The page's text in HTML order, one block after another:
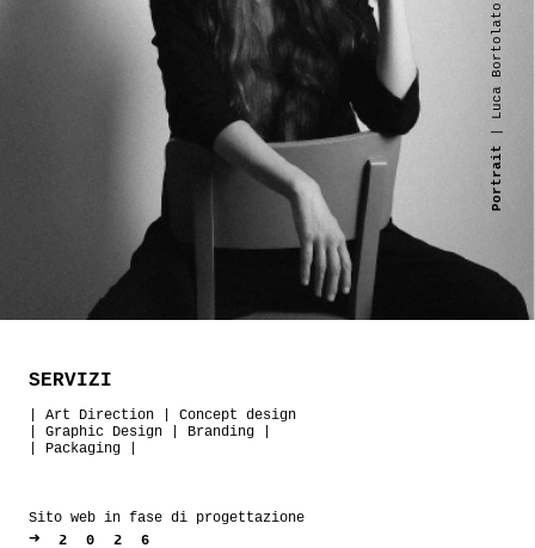
SERVIZI
Art Direction
Concept design
Graphic Design Branding
Packaging
Sito web in fase di progettazione
➜ 2026
Portrait
| Luca Bortolato